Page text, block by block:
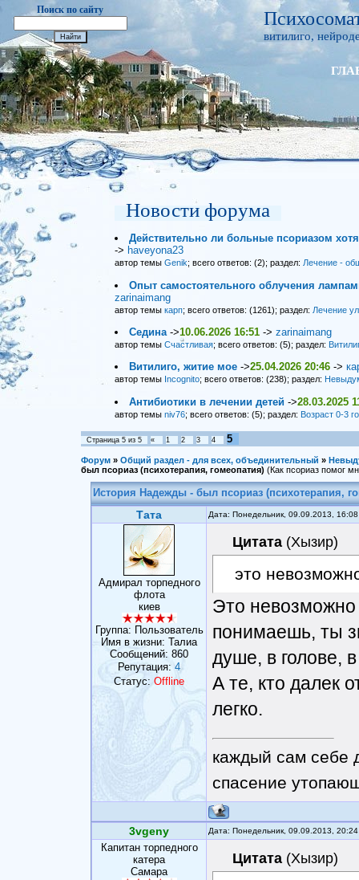
Поиск по сайту
витилиго,
Новости форума
Действительно ли больные псориазом
-> haveyona23
автор темы Genik; всего ответов: (2); раздел: Лечение -
Опыт самостоятельного облучения
zarinaimang
автор темы карп; всего ответов: (1261); раздел: Лечение
Седина ->10.06.2026 16:51 ->zarinaimang
автор темы Счастливая; всего ответов: (5); раздел:
Витилиго, житие мое ->25.04.2026 20:46 ->
автор темы Incognito; всего ответов: (238); раздел:
Антибиотики в лечении детей ->28.03.2025
автор темы niv76; всего ответов: (5); раздел: Возраст 0-3
Страница 5 из 5 « 1 2 3 4 5
Форум » Общий раздел - для всех, объединительный »
был псориаз (психотерапия, гомеопатия) (Как псориаз помог
История Надежды - был псориаз (психотерапия,
Тата Дата: Понедельник, 09.09.2013,
Адмирал торпедного
флота
киев
Группа: Пользователь
Имя в жизни: Талиа
Сообщений: 860
Репутация: 4
Статус: Offline
Цитата (Хызир)
это
Это
понимаешь, ты
душе, в голове,
А те, кто далек
легко.
каждый сам себе
спасение
3vgeny Дата: Понедельник, 09.09.2013,
Капитан торпедного
катера
Самара
Цитата (Хызир)